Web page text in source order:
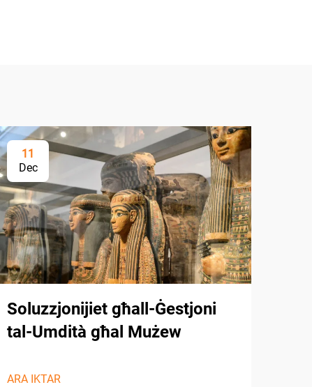
11
Dec
Soluzzjonijiet għall-Ġestjoni
tal-Umdità għal Mużew
ARA IKTAR